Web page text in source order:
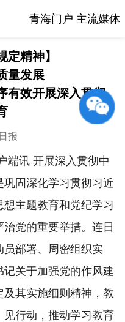
青海门户 主流媒体
定精神】
量发展
效开展深入贯彻
报
讯 开展深入贯彻中
固深化学习贯彻习近
主题教育和党纪学习
党的重要举措。连日
部署、周密组织实
关于加强党的作风建
其实施细则精神，教
行动，推动学习教育